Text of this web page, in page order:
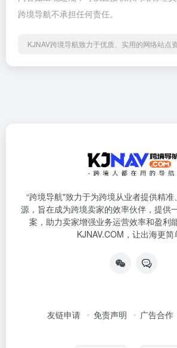
跨境导航不承担任何责任。
KJNAV跨境导航致力于优质、实用的网络站点
“跨境导航"致力于为跨境从业者提供精
源，旨在成为跨境卖家的效率伙伴，提供
案，助力卖家增强业务运营效率和盈利
KJNAV.COM，让出海更简
友链申请 免责声明 广告合作